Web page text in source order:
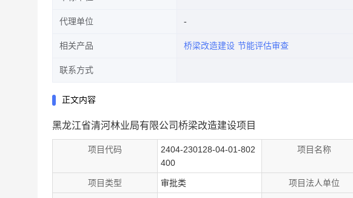
代理单位
相关产品 桥梁改造建设 节能评估审查
联系方式
正文内容
黑龙江省清河林业局有限公司桥梁改造建设项目
项目代码
2404-230128-04-01-802
400
项目名称
项目类型 审批类 项目法人单位